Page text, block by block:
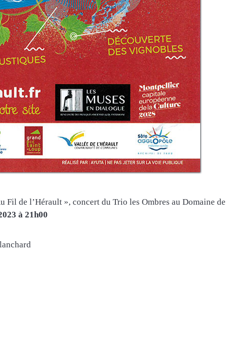
Fil de l’Hérault », concert du Trio les Ombres au Domaine de
à 21h00